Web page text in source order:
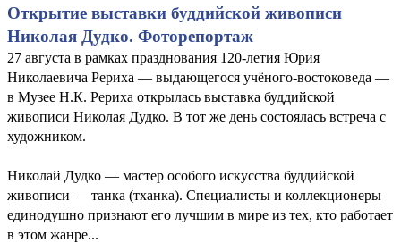
Открытие выставки буддийской живописи
Николая Дудко. Фоторепортаж
27 августа в рамках празднования 120-летия Юрия
Николаевича Рериха — выдающегося учёного-востоковеда —
в Музее Н.К. Рериха открылась выставка буддийской
живописи Николая Дудко. В тот же день состоялась встреча с
художником.
Николай Дудко — мастер особого искусства буддийской
живописи — танка (тханка). Специалисты и коллекционеры
единодушно признают его лучшим в мире из тех, кто работает
в этом жанре...